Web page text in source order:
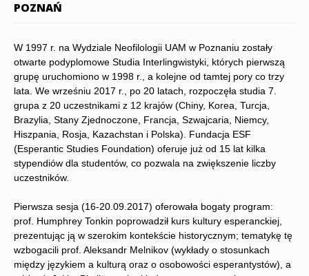
POZNAŃ
W 1997 r. na Wydziale Neofilologii UAM w Poznaniu zostały
otwarte podyplomowe Studia Interlingwistyki, których pierwszą
grupę uruchomiono w 1998 r., a kolejne od tamtej pory co trzy
lata. We wrześniu 2017 r., po 20 latach, rozpoczęła studia 7.
grupa z 20 uczestnikami z 12 krajów (Chiny, Korea, Turcja,
Brazylia, Stany Zjednoczone, Francja, Szwajcaria, Niemcy,
Hiszpania, Rosja, Kazachstan i Polska). Fundacja ESF
(Esperantic Studies Foundation) oferuje już od 15 lat kilka
stypendiów dla studentów, co pozwala na zwiększenie liczby
uczestników.
Pierwsza sesja (16-20.09.2017) oferowała bogaty program:
prof. Humphrey Tonkin poprowadził kurs kultury esperanckiej,
prezentując ją w szerokim kontekście historycznym; tematykę tę
wzbogacili prof. Aleksandr Melnikov (wykłady o stosunkach
między językiem a kulturą oraz o osobowości esperantystów), a